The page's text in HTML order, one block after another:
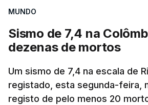
MUNDO
Sismo de 7,4 na
dezenas de mortos
Um sismo de 7,4 na escala de
registado, esta segunda-feira,
registo de pelo menos 20